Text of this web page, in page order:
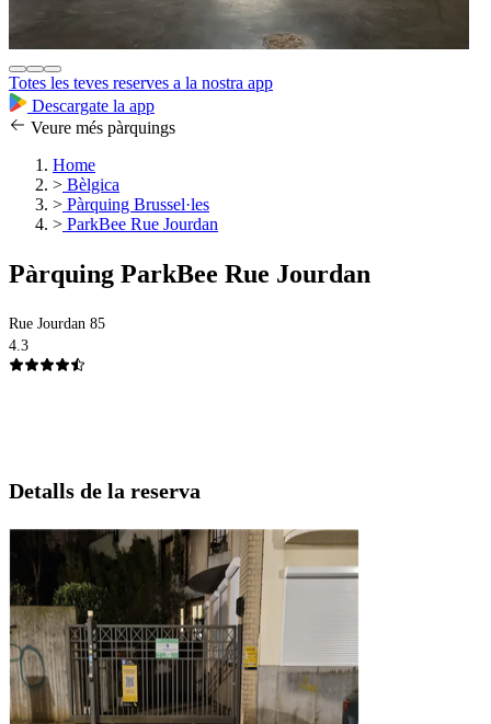
Totes les teves reserves a la nostra app
Descargate la app
Veure més pàrquings
Home
> Bèlgica
> Pàrquing Brussel·les
> ParkBee Rue Jourdan
Pàrquing ParkBee Rue Jourdan
Rue Jourdan 85
4.3
Detalls de la reserva